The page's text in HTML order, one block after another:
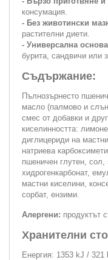
консумация.
- Без животински
растителни диети.
- Универсална
бурита, сандвичи или
Съдържание:
Пълнозърнесто
масло (палмово и
смес от добавки и
киселинността:
диглицериди на
натриева
пшеничен глутен, сол,
хидрогенкарбонат,
мастни киселини,
сорбат, ензими.
Алергени: продуктът
Хранителни
Енергия: 1353 kJ / 321